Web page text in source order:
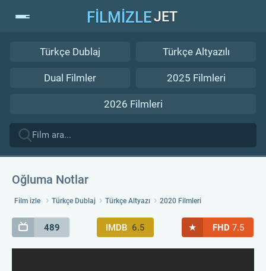
FİLMİZLEJET
Türkçe Dublaj Türkçe Altyazılı
Dual Filmler 2025 Filmleri
2026 Filmleri
Oğluma Notlar
Film izle Türkçe Dublaj Türkçe Altyazı 2020 Filmleri
489 IMDB 6.5 ★ FHD 7.5